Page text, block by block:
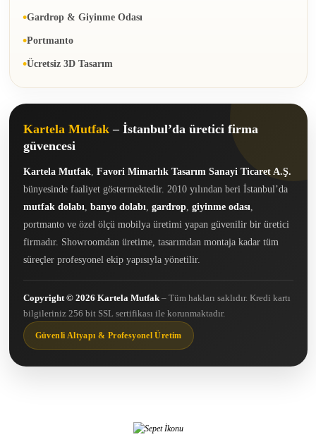
Gardrop & Giyinme Odası
Portmanto
Ücretsiz 3D Tasarım
Kartela Mutfak– İstanbul’da üretici firma
güvencesi
Kartela Mutfak, Favori Mimarlık Tasarım Sanayi Ticaret A.Ş.
bünyesinde faaliyet göstermektedir. 2010 yılından beri İstanbul’da
mutfak dolabı banyo dolabı gardrop, giyinme odası
portmanto ve özel ölçü mobilya üretimi yapan güvenilir bir üretici
firmadır. Showroomdan üretime, tasarımdan montaja kadar tüm
süreçler profesyonel ekip yapısıyla yönetilir.
Copyright © 2026 Kartela Mutfak– Tüm hakları saklıdır. Kredi kartı
bilgileriniz 256 bit SSL sertifikası ile korunmaktadır.
Güvenli Altyapı & Profesyonel Üretim